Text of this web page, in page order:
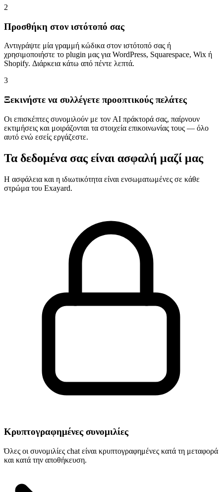
2
Προσθήκη στον ιστότοπό σας
Αντιγράψτε μία γραμμή κώδικα στον ιστότοπό σας ή
χρησιμοποιήστε το plugin μας για WordPress, Squarespace, Wix ή
Shopify. Διάρκεια κάτω από πέντε λεπτά.
3
Ξεκινήστε να συλλέγετε προοπτικούς πελάτες
Οι επισκέπτες συνομιλούν με τον AI πράκτορά σας, παίρνουν
εκτιμήσεις και μοιράζονται τα στοιχεία επικοινωνίας τους — όλο
αυτό ενώ εσείς εργάζεστε.
Τα δεδομένα σας είναι ασφαλή μαζί μας
Η ασφάλεια και η ιδιωτικότητα είναι ενσωματωμένες σε κάθε
στρώμα του Exayard.
Κρυπτογραφημένες συνομιλίες
Όλες οι συνομιλίες chat είναι κρυπτογραφημένες κατά τη μεταφορά
και κατά την αποθήκευση.